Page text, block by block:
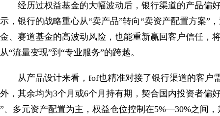
经历过权益基金的大幅波动后，银行渠道的产品偏
示，银行的战略重心从“卖产品”转向“卖资产配置方案”
金、赛道基金的高波动风险，也能重新赢回客户信任，
从“流量变现”到“专业服务”的跨越。
从产品设计来看，fof也精准对接了银行渠道的客户
外，其余均为3个月或6个月持有期，契合国内投资者偏
”、多元资产配置为主，权益仓位控制在5%—30%之间